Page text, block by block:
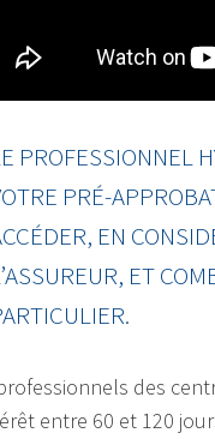
PROFESSIONNEL
PRÉ-
EN
ET
des
entre 60 et 120